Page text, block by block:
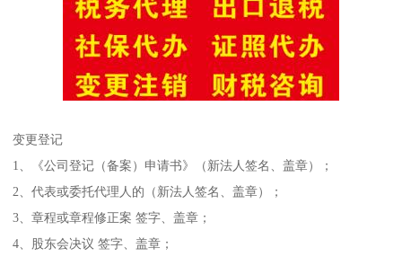
变更登记
1、《公司登记（备案）申请书》（新法人签名、盖章）；
2、代表或委托代理人的（新法人签名、盖章）；
3、章程或章程修正案 签字、盖章；
4、股东会决议 签字、盖章；